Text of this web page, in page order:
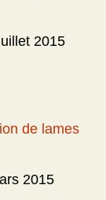
2015
de lames
2015